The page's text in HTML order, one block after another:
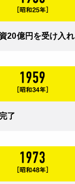
20億円を受け入れ
了